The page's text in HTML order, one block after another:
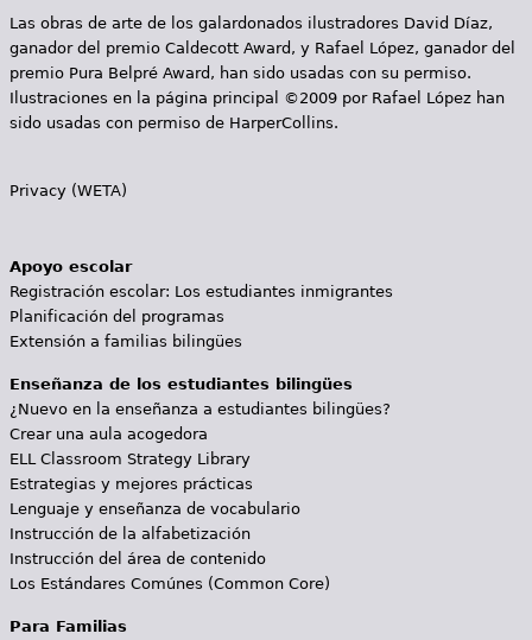
Las obras de arte de los galardonados ilustradores David Díaz,
ganador del premio Caldecott Award, y Rafael López, ganador del
premio Pura Belpré Award, han sido usadas con su permiso.
Ilustraciones en la página principal ©2009 por Rafael López han
sido usadas con permiso de HarperCollins.
Privacy (WETA)
Apoyo escolar
Registración escolar: Los estudiantes inmigrantes
Planificación del programas
Extensión a familias bilingües
Enseñanza de los estudiantes bilingües
¿Nuevo en la enseñanza a estudiantes bilingües?
Crear una aula acogedora
ELL Classroom Strategy Library
Estrategias y mejores prácticas
Lenguaje y enseñanza de vocabulario
Instrucción de la alfabetización
Instrucción del área de contenido
Los Estándares Comúnes (Common Core)
Para Familias